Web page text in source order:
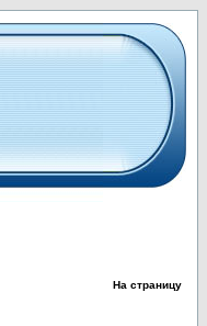
На страницу